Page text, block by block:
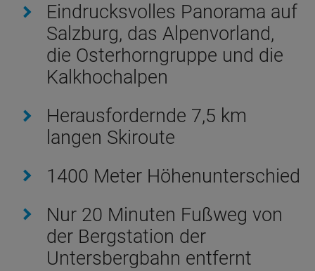
Eindrucksvolles Panorama auf
Salzburg, das Alpenvorland,
die Osterhorngruppe und die
Kalkhochalpen
Herausfordernde 7,5 km
langen Skiroute
1400 Meter Höhenunterschied
Nur 20 Minuten Fußweg von
der Bergstation der
Untersbergbahn entfernt